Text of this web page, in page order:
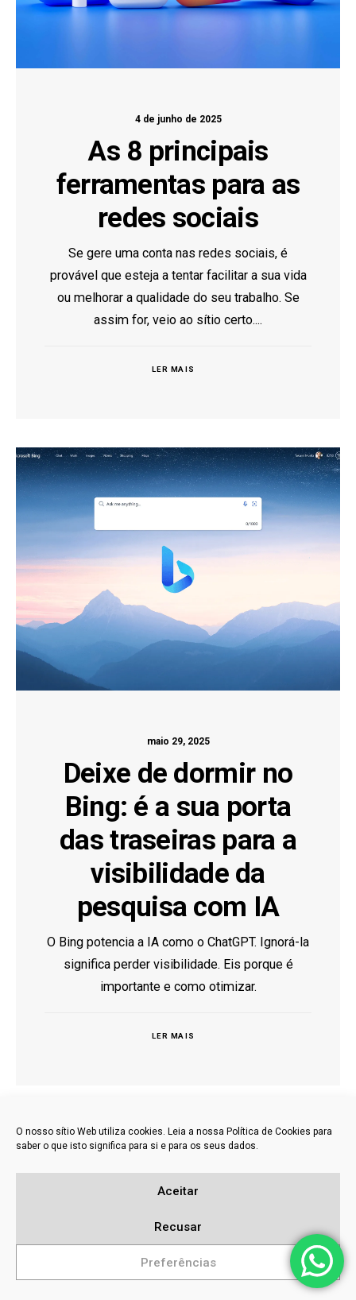
O nosso sítio Web utiliza cookies. Leia a nossa Política de Cookies para
saber o que isto significa para si e para os seus dados.
Aceitar
Recusar
Preferências
4 de junho de 2025
As 8 principais
ferramentas para as
redes sociais
Se gere uma conta nas redes sociais, é
provável que esteja a tentar facilitar a sua vida
ou melhorar a qualidade do seu trabalho. Se
assim for, veio ao sítio certo....
LER MAIS
maio 29, 2025
Deixe de dormir no
Bing: é a sua porta
das traseiras para a
visibilidade da
pesquisa com IA
O Bing potencia a IA como o ChatGPT. Ignorá-la
significa perder visibilidade. Eis porque é
importante e como otimizar.
LER MAIS